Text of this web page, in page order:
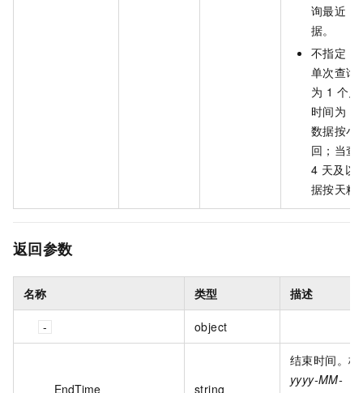
询最近 1
据。
不指定
单次查询
为 1 个
时间为
数据按小
回；当查
4 天及以
据按天粒
返回参数
名称 类型 描述
object
EndTime string
结束时间。
yyyy-MM-